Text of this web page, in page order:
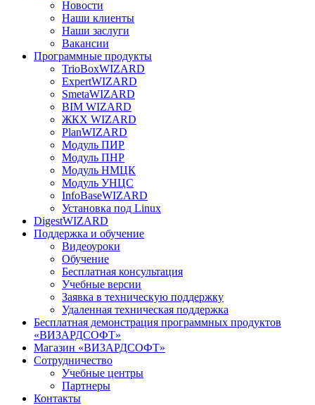
Новости
Наши клиенты
Наши заслуги
Вакансии
Программные продукты
TrioBoxWIZARD
ExpertWIZARD
SmetaWIZARD
BIM WIZARD
ЖКХ WIZARD
PlanWIZARD
Модуль ПИР
Модуль ПНР
Модуль НМЦК
Модуль УНЦС
InfoBaseWIZARD
Установка под Linux
DigestWIZARD
Поддержка и обучение
Видеоуроки
Обучение
Бесплатная консультация
Учебные версии
Заявка в техническую поддержку
Удаленная техническая поддержка
Бесплатная демонстрация программных продуктов
«ВИЗАРДСОФТ»
Магазин «ВИЗАРДСОФТ»
Сотрудничество
Учебные центры
Партнеры
Контакты